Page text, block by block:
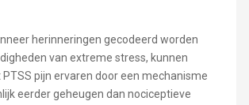
herinneringen gecodeerd worden
van extreme stress, kunnen
pijn ervaren door een mechanisme
eerder geheugen dan nociceptieve